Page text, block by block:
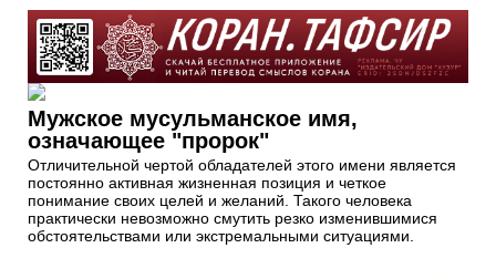
Мужское мусульманское имя,
означающее "пророк"
Отличительной чертой обладателей этого имени является
постоянно активная жизненная позиция и четкое
понимание своих целей и желаний. Такого человека
практически невозможно смутить резко изменившимися
обстоятельствами или экстремальными ситуациями.